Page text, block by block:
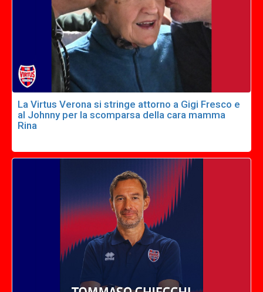
La Virtus Verona si stringe attorno a Gigi Fresco e
al Johnny per la scomparsa della cara mamma
Rina